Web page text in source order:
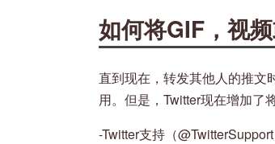
如何将GIF，视
直到现在，转发其他人的推文
用。但是，Twitter现在增加了
-Twitter支持（